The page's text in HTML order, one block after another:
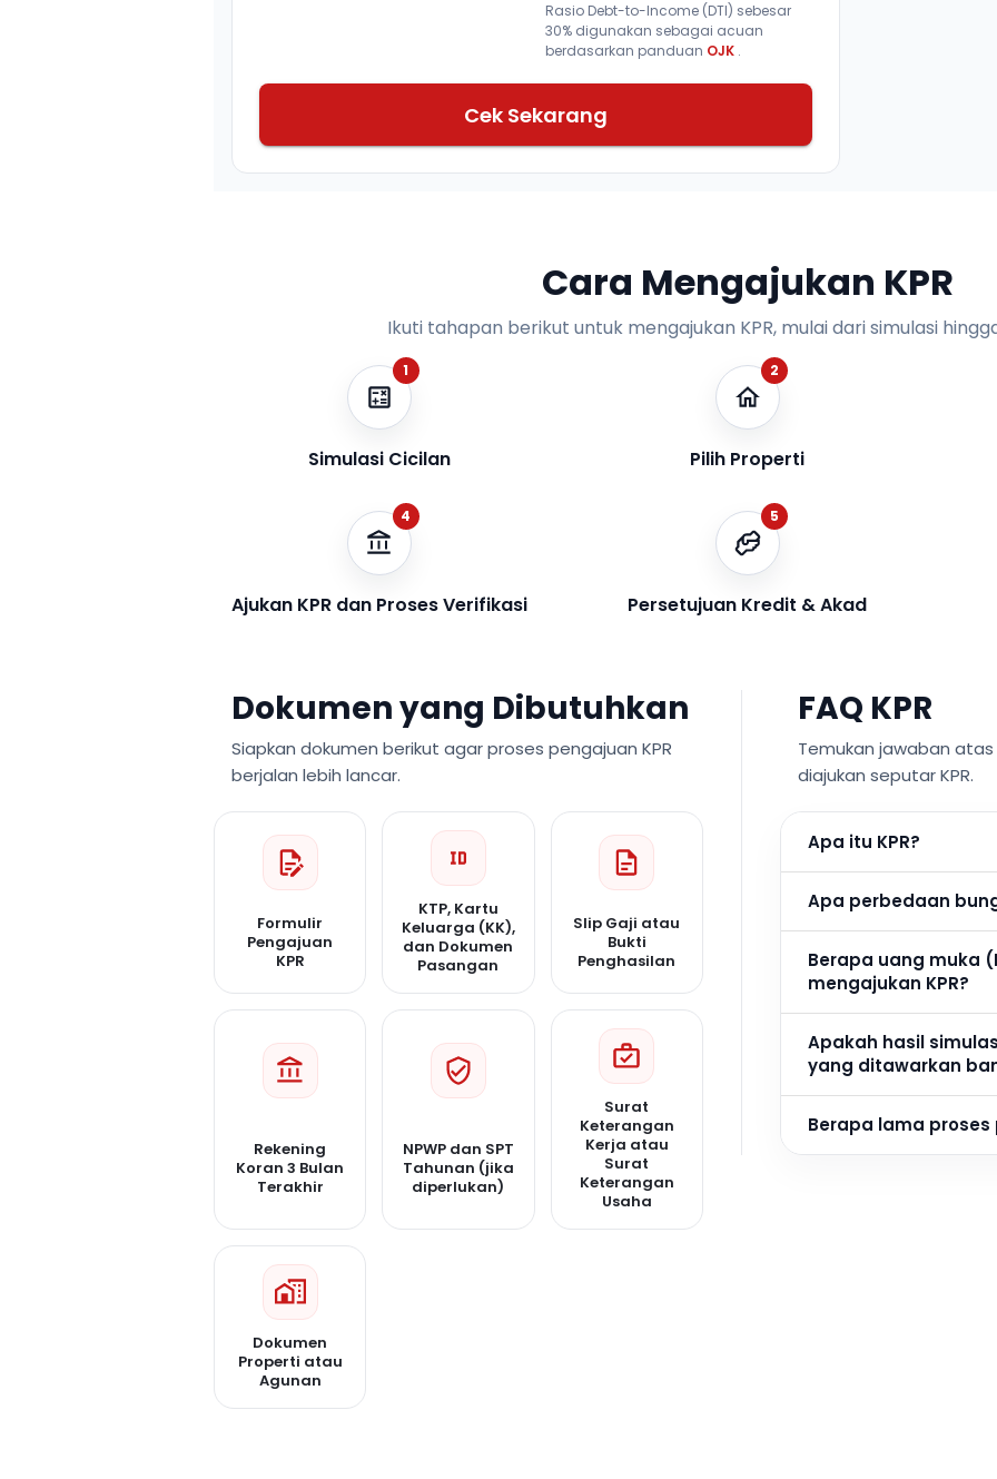
Rasio Debt-to-Income (DTI) sebesar
30% digunakan sebagai acuan
berdasarkan panduan OJK .
Cek Sekarang
Cara Mengajukan KPR
Ikuti tahapan berikut untuk mengajukan KPR, mulai dari simulasi
1
Simulasi Cicilan
2
Pilih Properti
4
Ajukan KPR dan Proses Verifikasi
5
Persetujuan Kredit & Akad
Dokumen yang Dibutuhkan
Siapkan dokumen berikut agar proses pengajuan KPR
berjalan lebih lancar.
Formulir
Pengajuan
KPR
KTP, Kartu
Keluarga (KK),
dan Dokumen
Pasangan
Slip Gaji atau
Bukti
Penghasilan
Rekening
Koran 3 Bulan
Terakhir
NPWP dan SPT
Tahunan (jika
diperlukan)
Surat
Keterangan
Kerja atau
Surat
Keterangan
Usaha
Dokumen
Properti atau
Agunan
FAQ KPR
Temukan jawaban
diajukan seputar KPR.
Apa itu KPR?
Apa perbedaan
Berapa uang muka
mengajukan KPR?
Apakah hasil
yang ditawarkan
Berapa lama proses